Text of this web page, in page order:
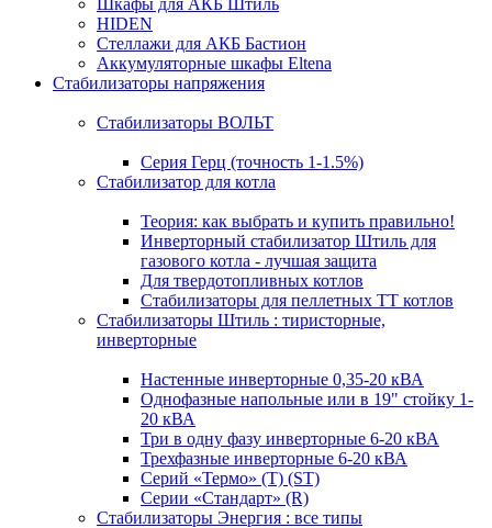
Шкафы для АКБ Штиль
HIDEN
Стеллажи для АКБ Бастион
Аккумуляторные шкафы Eltena
Стабилизаторы напряжения
Стабилизаторы ВОЛЬТ
Серия Герц (точность 1-1.5%)
Стабилизатор для котла
Теория: как выбрать и купить правильно!
Инверторный стабилизатор Штиль для
газового котла - лучшая защита
Для твердотопливных котлов
Стабилизаторы для пеллетных ТТ котлов
Стабилизаторы Штиль : тиристорные,
инверторные
Настенные инверторные 0,35-20 кВА
Однофазные напольные или в 19" стойку 1-
20 кВА
Три в одну фазу инверторные 6-20 кВА
Трехфазные инверторные 6-20 кВА
Серий «Термо» (T) (ST)
Серии «Стандарт» (R)
Стабилизаторы Энергия : все типы